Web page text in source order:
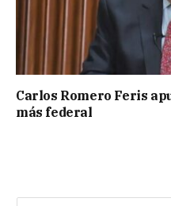
Carlos Romero Feris
más federal